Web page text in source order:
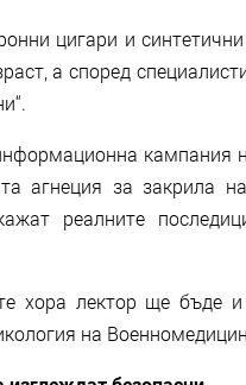
цигари и
а според
кампания
агнеция за закрила
реалните
хора лектор ще бъде
на